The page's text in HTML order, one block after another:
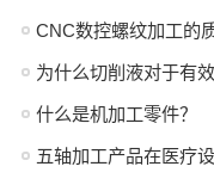
CNC数控螺纹加工的
什么是机加工零件？
五轴加工产品在医疗